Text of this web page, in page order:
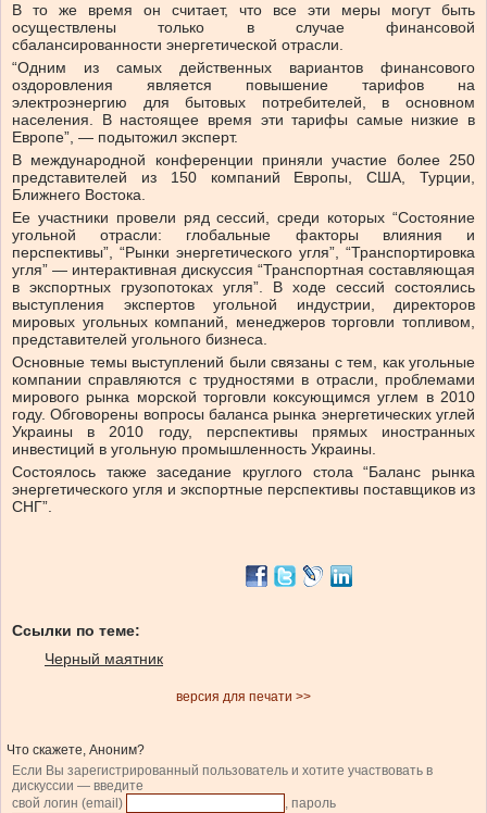
В то же время он считает, что все эти меры могут быть
осуществлены только в случае финансовой
сбалансированности энергетической отрасли.
“Одним из самых действенных вариантов финансового
оздоровления является повышение тарифов на
электроэнергию для бытовых потребителей, в основном
населения. В настоящее время эти тарифы самые низкие в
Европе”, — подытожил эксперт.
В международной конференции приняли участие более 250
представителей из 150 компаний Европы, США, Турции,
Ближнего Востока.
Ее участники провели ряд сессий, среди которых “Состояние
угольной отрасли: глобальные факторы влияния и
перспективы”, “Рынки энергетического угля”, “Транспортировка
угля” — интерактивная дискуссия “Транспортная составляющая
в экспортных грузопотоках угля”. В ходе сессий состоялись
выступления экспертов угольной индустрии, директоров
мировых угольных компаний, менеджеров торговли топливом,
представителей угольного бизнеса.
Основные темы выступлений были связаны с тем, как угольные
компании справляются с трудностями в отрасли, проблемами
мирового рынка морской торговли коксующимся углем в 2010
году. Обговорены вопросы баланса рынка энергетических углей
Украины в 2010 году, перспективы прямых иностранных
инвестиций в угольную промышленность Украины.
Состоялось также заседание круглого стола “Баланс рынка
энергетического угля и экспортные перспективы поставщиков из
СНГ”.
Ссылки по теме:
Черный маятник
версия для печати >>
Что скажете, Аноним?
Если Вы зарегистрированный пользователь и хотите участвовать в
дискуссии — введите
свой логин (email)
, пароль